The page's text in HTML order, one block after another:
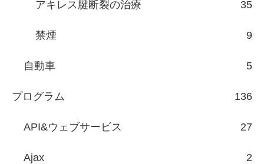
アキレス腱断裂の治療 35
禁煙 9
自動車 5
プログラム 136
API&ウェブサービス 27
Ajax 2